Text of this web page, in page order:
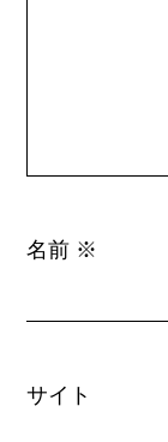
名前 ※
サイト